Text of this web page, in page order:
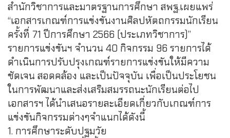
สำนักวิชาการและมาตรฐานการศึกษา สพฐ.เผยแพร่
“เอกสารเกณฑ์การแข่งขันงานศิลปหัตถกรรมนักเรียน
ครั้งที่ 71 ปีการศึกษา 2566 (ประเภทวิชาการ)”
รายการแข่งขันฯ จำนวน 40 กิจกรรม 96 รายการได้
ดำเนินการปรับปรุงเกณฑ์รายการแข่งขันให้มีความ
ชัดเจน สอดคล้อง และเป็นปัจจุบัน เพื่อเป็นประโยชน
ในการพัฒนาและส่งเสริมสมรรถนะนักเรียนต่อไป
เอกสารฯ ได้นำเสนอรายละเอียดเกี่ยวกับเกณฑ์การ
แข่งขันกิจกรรมต่างๆจำแนกได้ดังนี้
1. การศึกษาระดับปฐมวัย